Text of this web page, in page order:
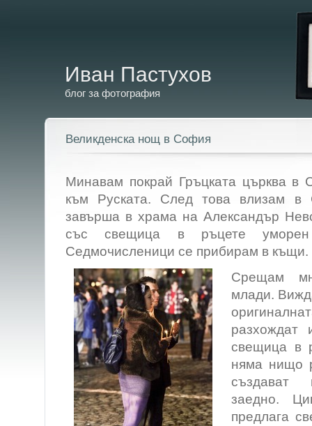
Иван Пастухов
блог за фотография
Великденска нощ в София
Минавам покрай Гръцката църква
към Руската. След това влизам в
завърша в храма на Александър
със свещица в ръцете уморен
Седмочисленици се прибирам в къщи.
Срещам
млади.
разхождат
свещица в
няма нищо
създават
заедно.
предлага